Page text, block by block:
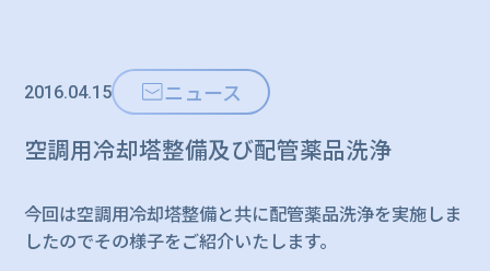
2016.04.15 ニュース
空調用冷却塔整備及び配管薬品洗浄
今回は空調用冷却塔整備と共に配管薬品洗浄を実施しま
したのでその様子をご紹介いたします。